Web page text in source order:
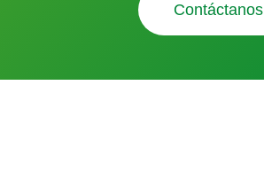
Contáctanos